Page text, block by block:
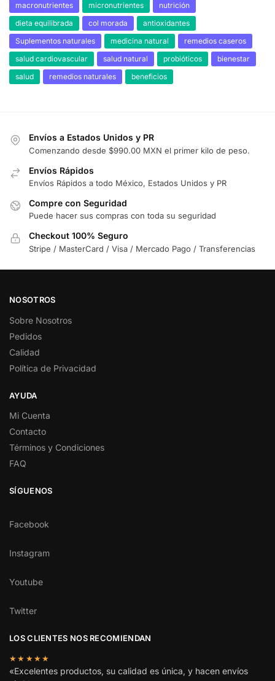
macronutrientes
micronutrientes
nutrición
dieta equilibrada
col morada
antioxidantes
Suplementos naturales
medicina natural
remedios caseros
salud cardiovascular
salud natural probióticos
bienestar
salud
remedios naturales beneficios
Envíos a Estados Unidos y PR
Comenzando desde $990.00 MXN el primer kilo de peso.
Envíos Rápidos
Envíos Rápidos a todo México, Estados Unidos y PR
Compre con Seguridad
Puede hacer sus compras con toda su seguridad
Checkout 100% Seguro
Stripe / MasterCard / Visa / Mercado Pago / Transferencias
NOSOTROS
Sobre Nosotros
Pedidos
Calidad
Política de Privacidad
AYUDA
Mi Cuenta
Contacto
Términos y Condiciones
FAQ
SÍGUENOS
Facebook
Instagram
Youtube
Twitter
LOS CLIENTES NOS RECOMIENDAN
★★★★★
«Excelentes productos, su calidad es única, y hacen envíos